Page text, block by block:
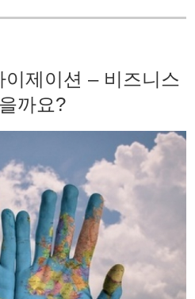
제이션 – 비즈니스
까요?